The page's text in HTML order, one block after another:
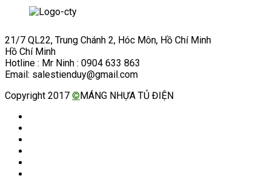
21/7 QL22, Trung Chánh 2, Hóc Môn, Hồ Chí Minh
Hồ Chí Minh
Hotline : Mr Ninh : 0904 633 863
Email: salestienduy@gmail.com
Copyright 2017 ©MÁNG NHỰA TỦ ĐIỆN